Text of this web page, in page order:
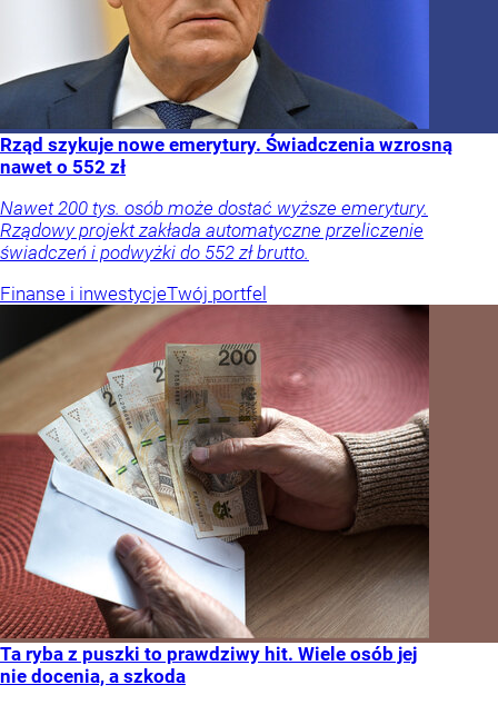
Rząd szykuje nowe emerytury. Świadczenia wzrosną
nawet o 552 zł
Nawet 200 tys. osób może dostać wyższe emerytury.
Rządowy projekt zakłada automatyczne przeliczenie
świadczeń i podwyżki do 552 zł brutto.
Finanse i inwestycjeTwój portfel
Ta ryba z puszki to prawdziwy hit. Wiele osób jej
nie docenia, a szkoda